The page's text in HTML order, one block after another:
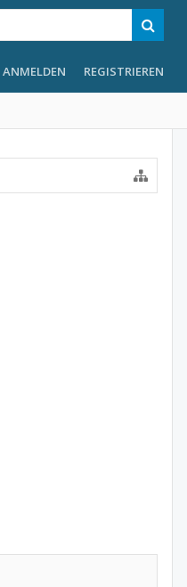
ANMELDEN REGISTRIEREN